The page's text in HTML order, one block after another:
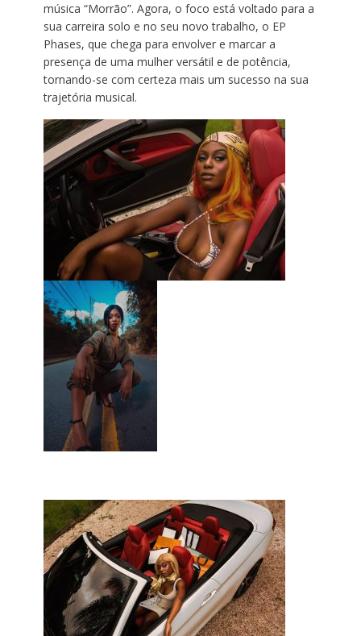
música “Morrão”. Agora, o foco está voltado para a
sua carreira solo e no seu novo trabalho, o EP
Phases, que chega para envolver e marcar a
presença de uma mulher versátil e de potência,
tornando-se com certeza mais um sucesso na sua
trajetória musical.